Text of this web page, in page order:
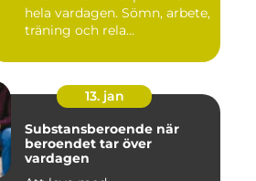
hela vardagen. Sömn, arbete,
träning och rela...
13. jan
Substansberoende när
beroendet tar över
vardagen